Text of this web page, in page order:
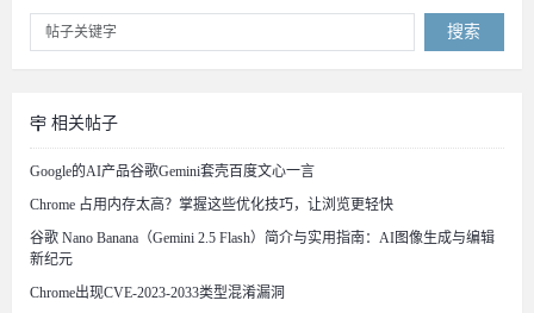
搜索
相关帖子
Google的AI产品谷歌Gemini套壳百度文心一言
Chrome 占用内存太高？掌握这些优化技巧，让浏览更轻快
谷歌 Nano Banana（Gemini 2.5 Flash）简介与实用指南：AI图像生成与编辑
新纪元
Chrome出现CVE-2023-2033类型混淆漏洞